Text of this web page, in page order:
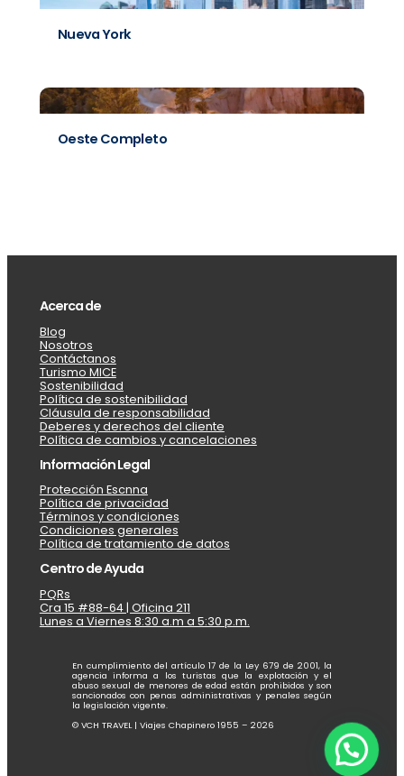
Nueva York
Oeste Completo
Acerca de
Blog
Nosotros
Contáctanos
Turismo MICE
Sostenibilidad
Política de sostenibilidad
Cláusula de responsabilidad
Deberes y derechos del cliente
Política de cambios y cancelaciones
Información Legal
Protección Escnna
Política de privacidad
Términos y condiciones
Condiciones generales
Política de tratamiento de datos
Centro de Ayuda
PQRs
Cra 15 #88-64 | Oficina 211
Lunes a Viernes 8:30 a.m a 5:30 p.m.
En cumplimiento del artículo 17 de la Ley 679 de 2001, la
agencia informa a los turistas que la explotación y el
abuso sexual de menores de edad están prohibidos y son
sancionados con penas administrativas y penales según
la legislación vigente.
© VCH TRAVEL | Viajes Chapinero 1955 – 2026